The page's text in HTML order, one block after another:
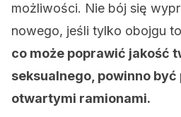
możliwości. Nie bój się
nowego, jeśli tylko obojgu
co może poprawić jakość
seksualnego, powinno
otwartymi ramionami.